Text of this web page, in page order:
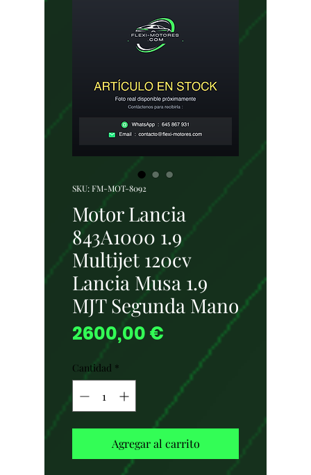
SKU: FM-MOT-8092
Motor Lancia
843A1000 1.9
Multijet 120cv
Lancia Musa 1.9
MJT Segunda Mano
2600,00 € Precio
Cantidad *
Agregar al carrito